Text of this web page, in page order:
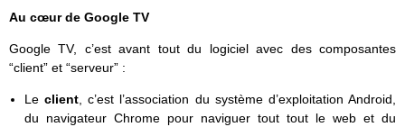
Au cœur de Google TV
Google TV, c’est avant tout du logiciel avec des composantes
“client” et “serveur” :
Leclient, c’est l’association du système d’exploitation Android,
du navigateur Chrome pour naviguer tout tout le web et du